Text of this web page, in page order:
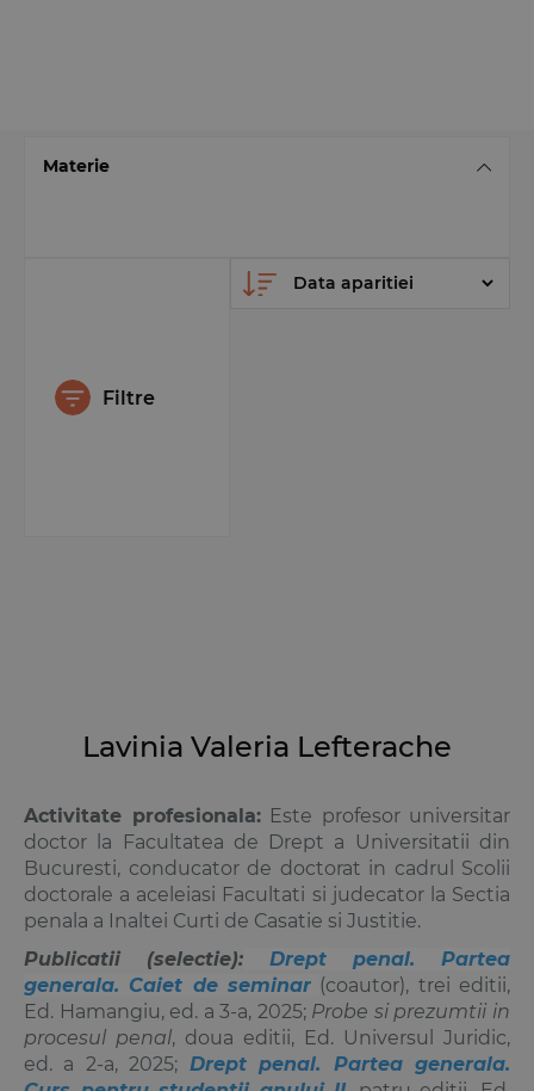
Materie
Filtre
Lavinia Valeria Lefterache
Activitate profesionala:Este profesor universitar
doctor la Facultatea de Drept a Universitatii din
Bucuresti, conducator de doctorat in cadrul Scolii
doctorale a aceleiasi Facultati si judecator la Sectia
penala a Inaltei Curti de Casatie si Justitie.
Publicatii (selectie):
Drept penal. Partea
generala. Caiet de seminar (coautor), trei editii,
Ed. Hamangiu, ed. a 3-a, 2025; Probe si prezumtii in
procesul penal, doua editii, Ed. Universul Juridic,
ed. a 2-a, 2025; Drept penal. Partea generala.